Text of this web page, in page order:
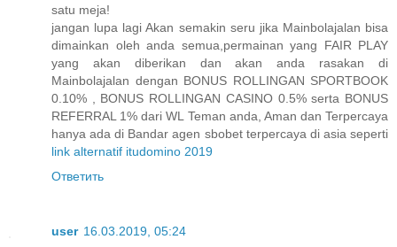
satu meja!
jangan lupa lagi Akan semakin seru jika Mainbolajalan bisa
dimainkan oleh anda semua,permainan yang FAIR PLAY
yang akan diberikan dan akan anda rasakan di
Mainbolajalan dengan BONUS ROLLINGAN SPORTBOOK
0.10% , BONUS ROLLINGAN CASINO 0.5% serta BONUS
REFERRAL 1% dari WL Teman anda, Aman dan Terpercaya
hanya ada di Bandar agen sbobet terpercaya di asia seperti
link alternatif itudomino 2019
Ответить
user 16.03.2019, 05:24